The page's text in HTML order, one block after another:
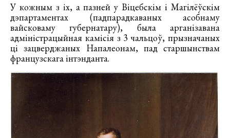
У кожным з іх, а пазней у Віцебскім і Магілёўскім
дэпартаментах (падпарадкаваных асобнаму
вайсковаму губернатару), была арганізавана
адміністрацыйная камісія з 3 чальцоў, прызначаных
ці зацверджаных Напалеонам, пад старшынствам
французскага інтэнданта.